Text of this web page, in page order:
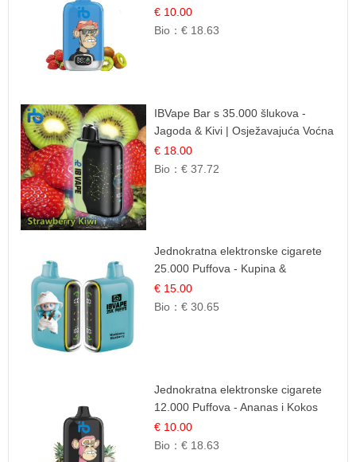
Sočna Voćna Kombinacija
€ 10.00
Bio：€ 18.63
IBVape Bar s 35.000 šlukova -
Jagoda & Kivi | Osježavajuća Voćna
Mješavina
€ 18.00
Bio：€ 37.72
Jednokratna elektronske cigarete
25.000 Puffova - Kupina &
Borovnica | Šumska Voćna
Mješavina
€ 15.00
Bio：€ 30.65
Jednokratna elektronske cigarete
12.000 Puffova - Ananas i Kokos
Sladoled | Tropski Desert
€ 10.00
Bio：€ 18.63